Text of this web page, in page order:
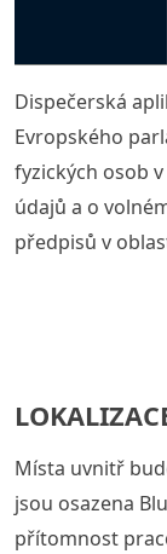
Dispečerská
Evropského
fyzických osob
údajů a o
předpisů v
Místa uvnitř
jsou osazena
přítomnost